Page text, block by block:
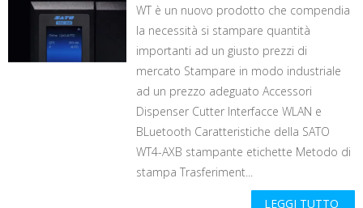
WT è un nuovo prodotto che compendia
la necessità si stampare quantità
importanti ad un giusto prezzi di
mercato Stampare in modo industriale
ad un prezzo adeguato Accessori
Dispenser Cutter Interfacce WLAN e
BLuetooth Caratteristiche della SATO
WT4-AXB stampante etichette Metodo di
stampa Trasferiment...
LEGGI TUTTO